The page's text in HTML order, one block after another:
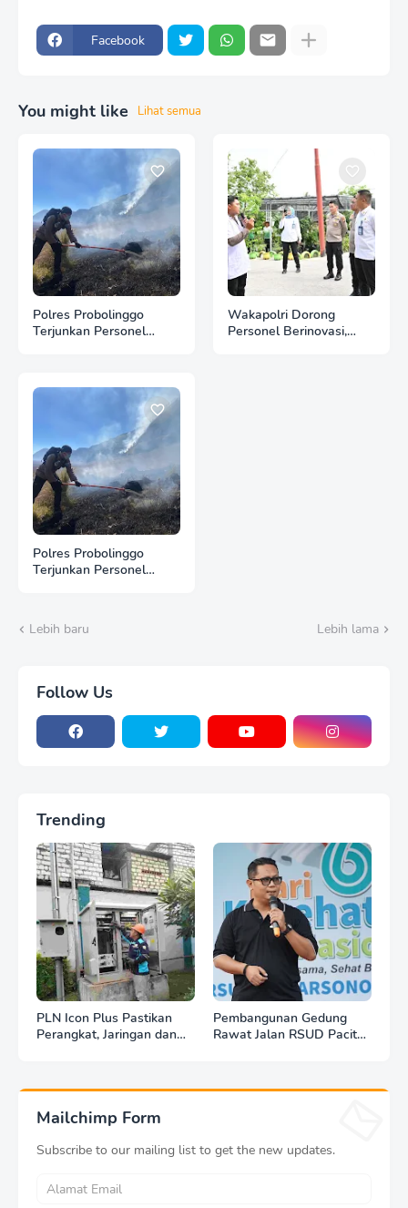
Facebook
You might like Lihat semua
Polres Probolinggo
Terjunkan Personel
Wakapolri Dorong
Personel Berinovasi,
Polres Probolinggo
Terjunkan Personel
Lebih baru Lebih lama
Follow Us
Trending
PLN Icon Plus Pastikan
Perangkat, Jaringan dan
Pembangunan Gedung
Rawat Jalan RSUD Pacitan
Mailchimp Form
Subscribe to our mailing list to get the new updates.